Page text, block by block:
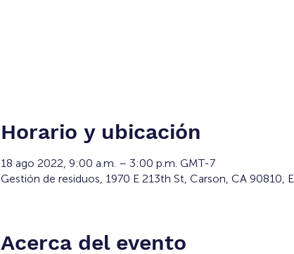
Horario y ubicación
18 ago 2022, 9:00 a.m. – 3:00 p.m. GMT-7
Gestión de residuos, 1970 E 213th St, Carson, CA 90810,
Acerca del evento